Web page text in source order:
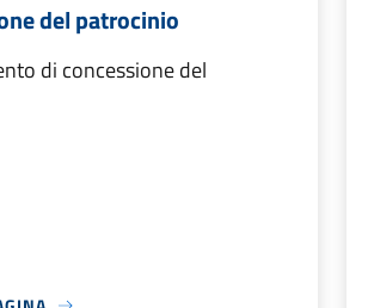
del patrocinio
di concessione del